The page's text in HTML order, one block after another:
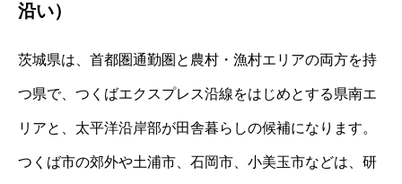
沿い）
茨城県は、首都圏通勤圏と農村・漁村エリアの両方を持
つ県で、つくばエクスプレス沿線をはじめとする県南エ
リアと、太平洋沿岸部が田舎暮らしの候補になります。
つくば市の郊外や土浦市、石岡市、小美玉市などは、研